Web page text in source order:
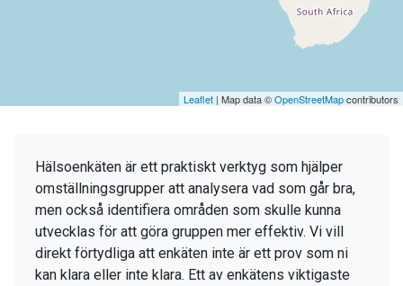
Leaflet | Map data ©OpenStreetMapcontributors
Hälsoenkäten är ett praktiskt verktyg som hjälper
omställningsgrupper att analysera vad som går bra,
men också identifiera områden som skulle kunna
utvecklas för att göra gruppen mer effektiv. Vi vill
direkt förtydliga att enkäten inte är ett prov som ni
kan klara eller inte klara. Ett av enkätens viktigaste